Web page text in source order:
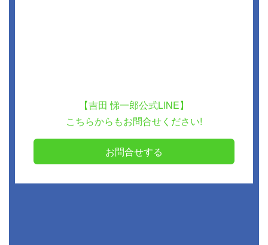
【吉田 悌一郎公式LINE】
こちらからもお問合せください!
お問合せする